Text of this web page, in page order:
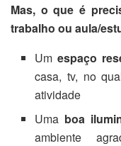
Mas, o que é
trabalho ou aula/
Umespaço
casa, tv, no
atividade
Uma boa
ambiente